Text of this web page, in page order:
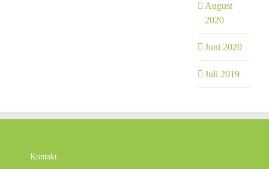
August
2020
Juni 2020
Juli 2019
Kontakt